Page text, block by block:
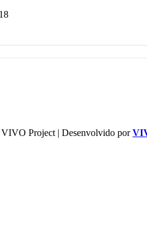
Project | Desenvolvido por